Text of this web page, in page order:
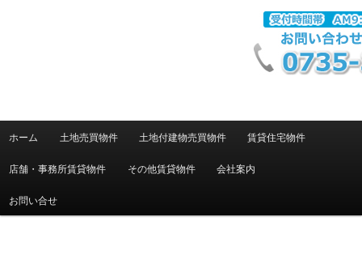
下地ハウジングHP
イ
ニ
ュ
イ
ン
ホーム 土地売買物件 土地付建物売買物件 賃貸住宅物件
店舗・事務所賃貸物件 その他賃貸物件 会社案内
お問い合せ